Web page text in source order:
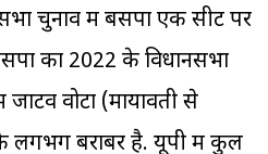
चुनाव में बसपा एक सीट पर
का 2022 के विधानसभा
वोटों (मायावती से
लगभग बराबर है. यूपी में कुल